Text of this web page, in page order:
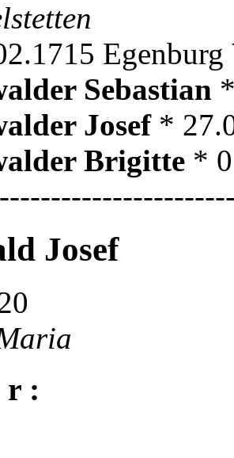
Egenburg
Sebastian
Josef *
Brigitte *
Josef
r :